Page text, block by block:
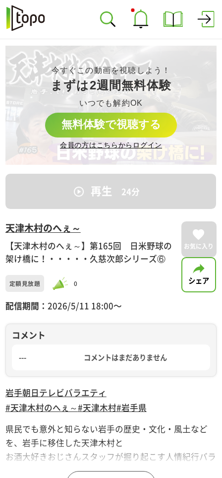
今すぐこの動画を視聴しよう！
まずは2週間無料体験
いつでも解約OK
無料体験で視聴する
会員の方はこちらからログイン
再生 24分
天津木村のへぇ～
【天津木村のへぇ～】第165回 日米野球の
架け橋に！・・・・・久慈次郎シリーズ⑥
定額見放題 0
配信期間： 2026/5/11 18:00〜
お気に入り
シェア
コメント
--- コメントはまだありません
岩手朝日テレビバラエティ
#天津木村のへぇ～#天津木村#岩手県
県民でも意外と知らない岩手の歴史・文化・風土など
を、岩手に移住した天津木村と
お酒大好きおじさんスタッフが掘り起こす人情紀行バラ